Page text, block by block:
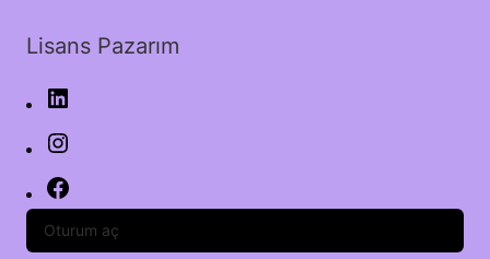
Lisans Pazarım
Oturum aç